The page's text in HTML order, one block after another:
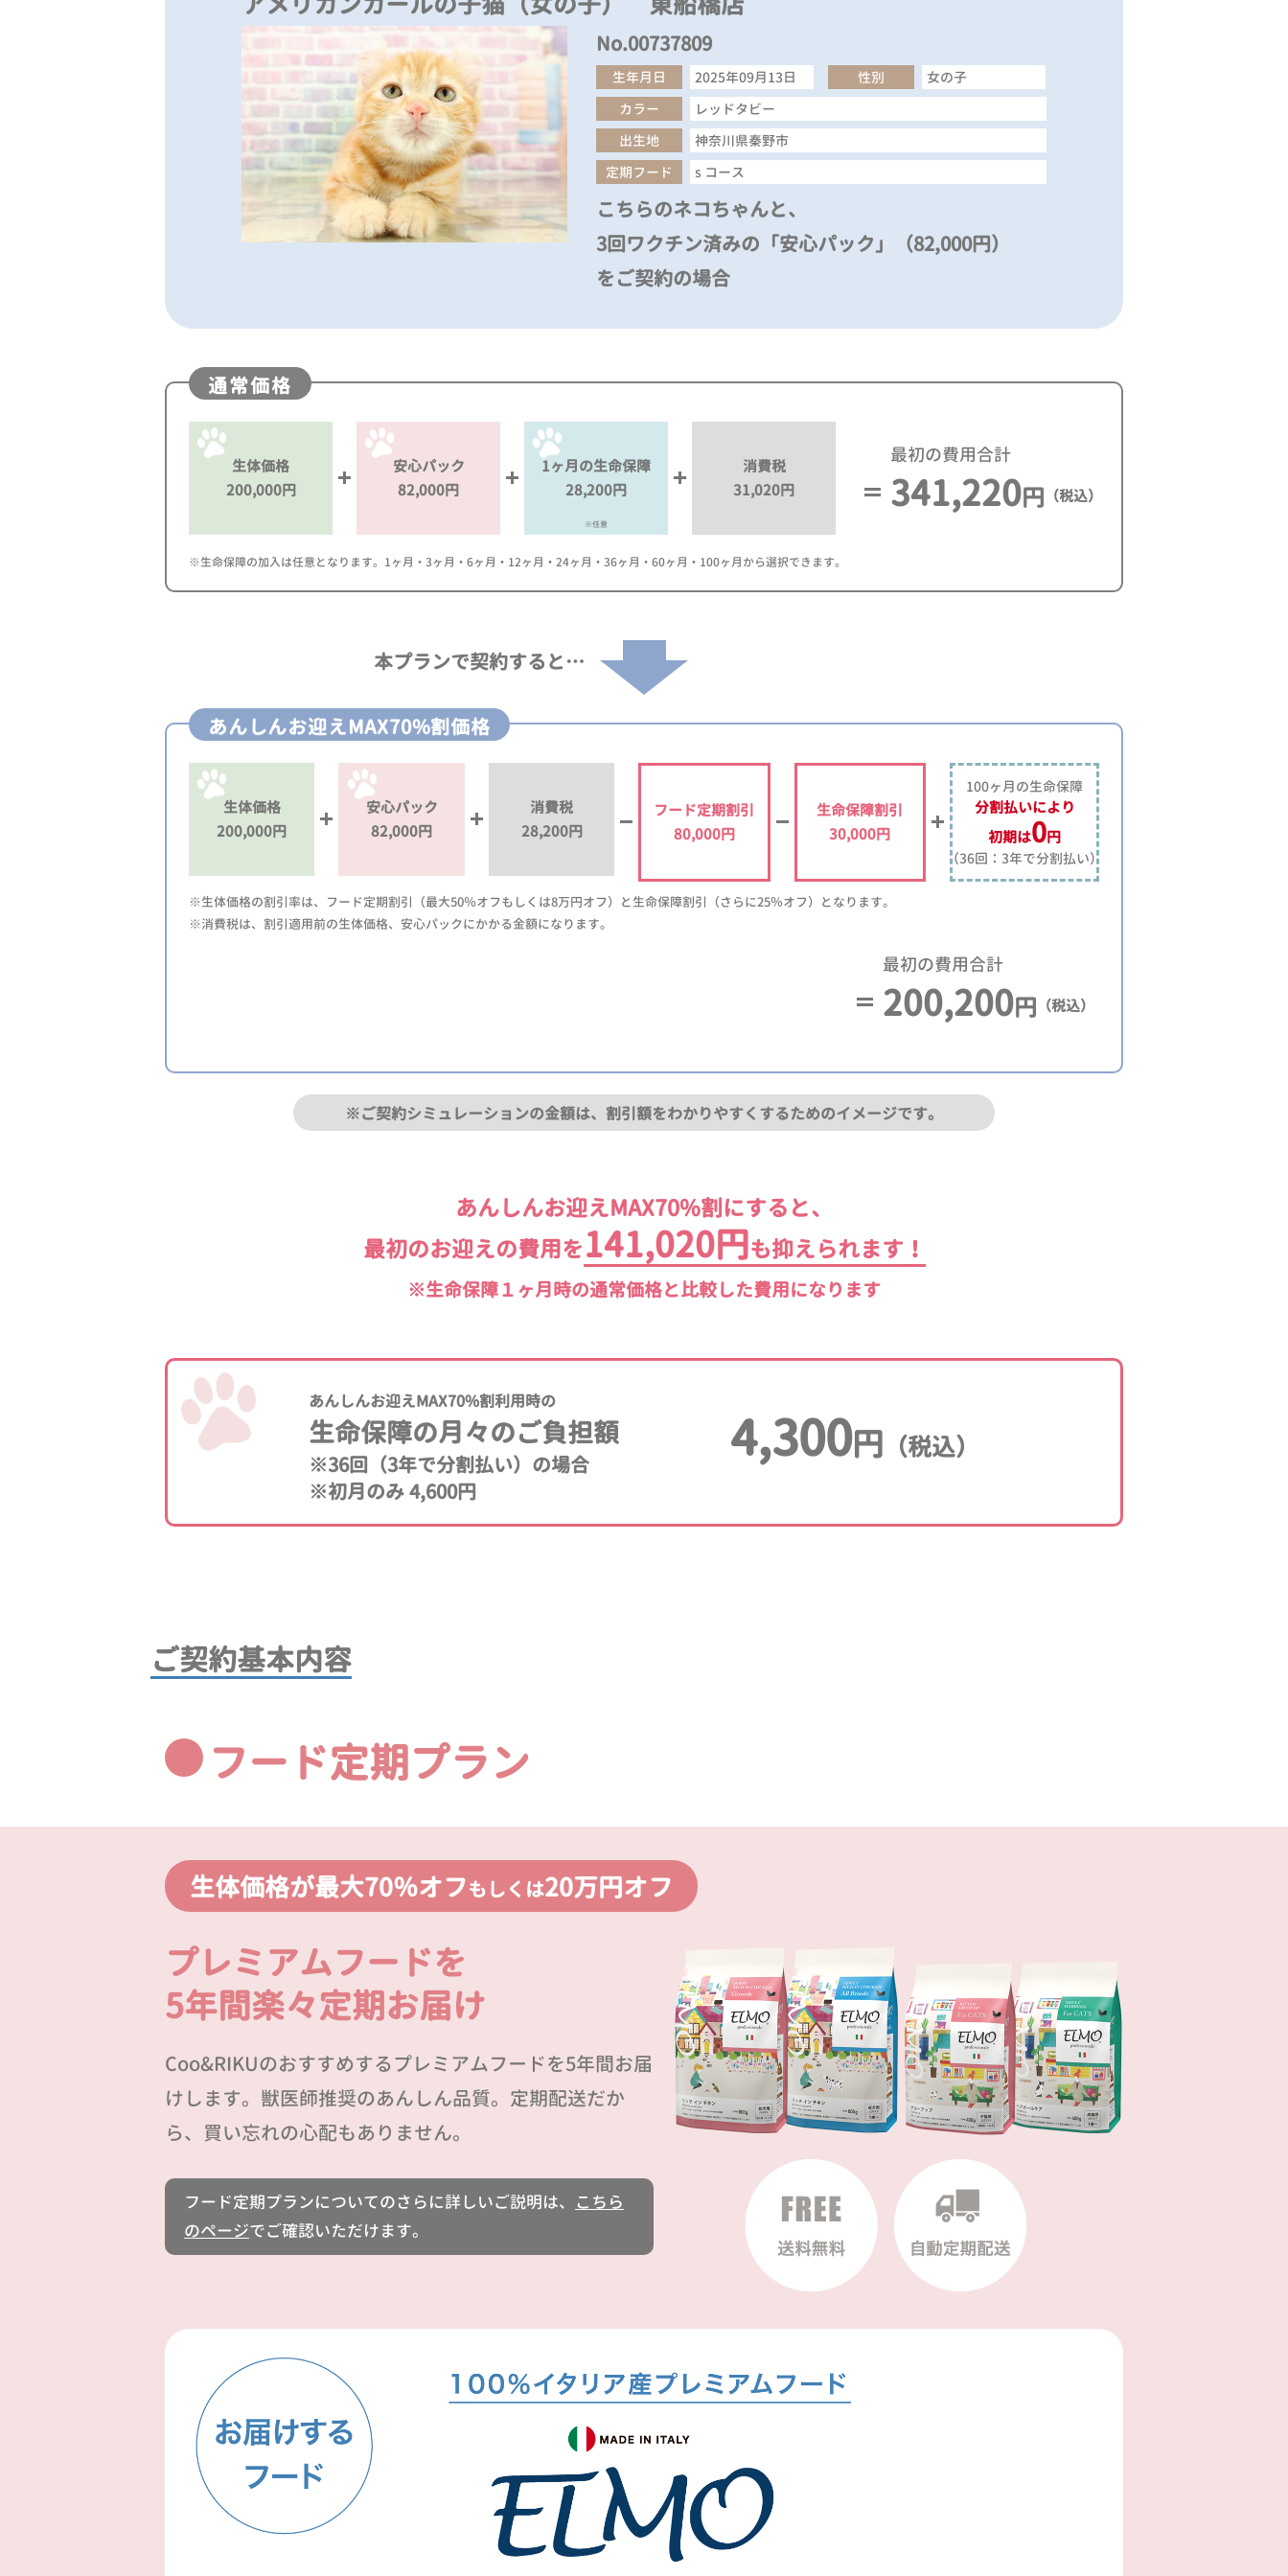
No.00737809
生年月日 2025年09月13日 性別
女の子
カラー
レッドタビー
出生地
神奈川県秦野市
定期フード
s コース
こちらのネコちゃんと、
3回ワクチン済みの「安心パック」（82,000円）
をご契約の場合
通常価格
生体価格
200,000円
安心パック
82,000円
1ヶ月の生命保障
28,200円
※任意
消費税
31,020円
最初の費用合計
341,220円 （税込）
※生命保障の加入は任意となります。1ヶ月・3ヶ月・6ヶ月・12ヶ月・24ヶ月・36ヶ月・60ヶ月・100ヶ月から選択できます。
本プランで契約すると…
あんしんお迎えMAX70%割価格
生体価格
200,000円
安心パック
82,000円
消費税
28,200円
フード定期割引
80,000円
生命保障割引
30,000円
100ヶ月の生命保障
分割払いにより
初期は0円
（36回：3年で分割払い）
※生体価格の割引率は、フード定期割引（最大50％オフもしくは8万円オフ）と生命保障割引（さらに25％オフ）となります。
※消費税は、割引適用前の生体価格、安心パックにかかる金額になります。
最初の費用合計
200,200円 （税込）
※ご契約シミュレーションの金額は、割引額をわかりやすくするためのイメージです。
あんしんお迎えMAX70%割にすると、
最初のお迎えの費用を141,020円も抑えられます！
※生命保障１ヶ月時の通常価格と比較した費用になります
あんしんお迎えMAX70%割利用時の
生命保障の月々のご負担額
※36回（3年で分割払い）の場合
※初月のみ 4,600円
4,300円 （税込）
ご契約基本内容
フード定期プラン
生体価格が最大70％オフもしくは20万円オフ
プレミアムフードを
5年間楽々定期お届け
Coo&RIKUのおすすめするプレミアムフードを5年間お届
けします。獣医師推奨のあんしん品質。定期配送だか
ら、買い忘れの心配もありません。
フード定期プランについてのさらに詳しいご説明は、
こちら
のページでご確認いただけます。